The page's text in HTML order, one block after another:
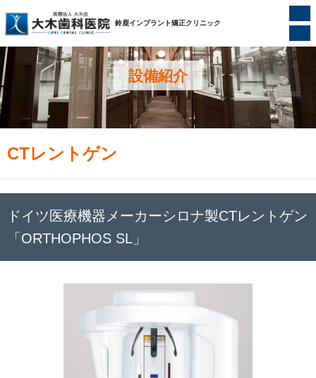
鈴鹿インプラント矯正クリニック
ホーム 設備紹介
設備紹介
CTレントゲン
ドイツ医療機器メーカーシロナ製CTレントゲン
「ORTHOPHOS SL」